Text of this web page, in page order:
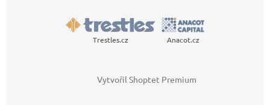
Trestles.cz Anacot.cz
Vytvořil Shoptet Premium